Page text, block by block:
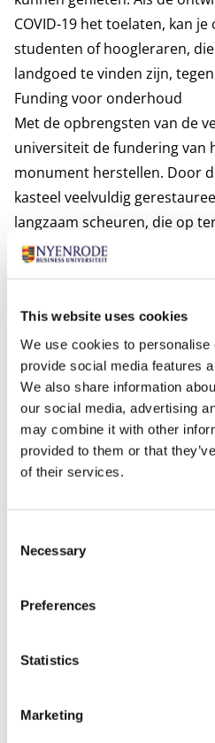
This website uses cookies
We use cookies to personalise
provide social media features
We also share information
our social media, advertising
may combine it with other
provided to them or that
of their services.
Selection
Necessary
Preferences
Statistics
Marketing
COVID-19 het toelaten, kan
studenten of hoogleraren,
landgoed te vinden zijn,
Funding voor onderhoud
Met de opbrengsten van de
universiteit de fundering van
monument herstellen. Door
kasteel veelvuldig
langzaam scheuren, die op
kunnen vormen. Het College
Nyenrode en de verenigde
Breukelen. De kosten
miljoen Euro. Een deel van
gedragen uit externe
van erfgoed ondersteunen
Nyenrode. Daaraan zal de
een steentje bijdragen.
Heb je interesse? Klik
Tags